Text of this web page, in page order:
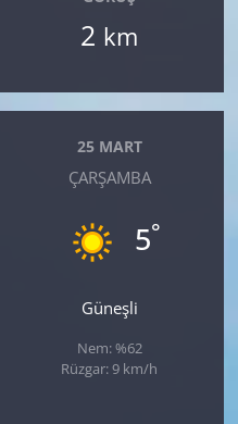
2 km
25 MART
ÇARŞAMBA
5°
Güneşli
Nem: %62
Rüzgar: 9 km/h